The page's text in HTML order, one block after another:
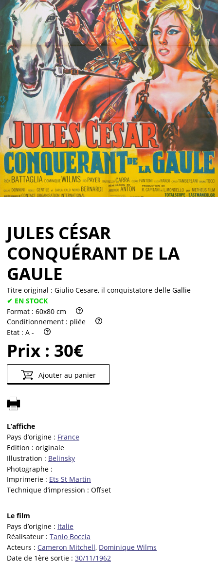
Vendre
JULES CÉSAR
CONQUÉRANT DE LA
GAULE
Titre original : Giulio Cesare, il conquistatore delle Gallie
✔ EN STOCK
Format : 60x80 cm
Conditionnement : pliée
Etat : A -
Prix : 30€
Ajouter au panier
L’affiche
Pays d’origine : France
Edition : originale
Illustration : Belinsky
Photographe :
Imprimerie : Ets St Martin
Technique d’impression : Offset
Le film
Pays d’origine : Italie
Réalisateur : Tanio Boccia
Acteurs : Cameron Mitchell, Dominique Wilms
Date de 1ère sortie : 30/11/1962